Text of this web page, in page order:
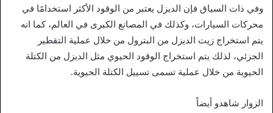
وفي ذات السياق فإن الديزل يعتبر من الوقود الأكثر استخدامًا في
محركات السيارات، وكذلك في المصانع الكبرى في العالم، كما انه
يتم استخراج زيت الديزل من البترول من خلال عملية التقطير
الجزئي، لذلك يتم استخراج الوقود الحيوي مثل الديزل من الكتلة
الحيوية من خلال عملية تسمى تسييل الكتلة الحيوية.
الزوار شاهدو أيضاً